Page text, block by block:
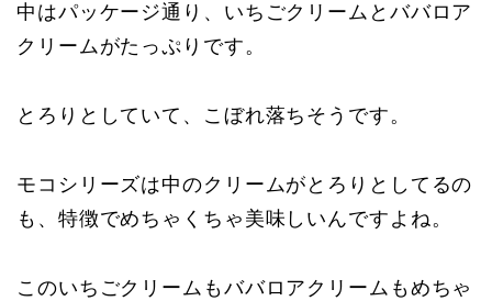
中はパッケージ通り、いちごクリームとババロア
クリームがたっぷりです。
とろりとしていて、こぼれ落ちそうです。
モコシリーズは中のクリームがとろりとしてるの
も、特徴でめちゃくちゃ美味しいんですよね。
このいちごクリームもババロアクリームもめちゃ